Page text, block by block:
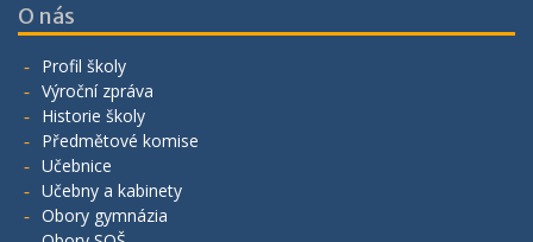
O nás
Profil školy
Výroční zpráva
Historie školy
Předmětové komise
Učebnice
Učebny a kabinety
Obory gymnázia